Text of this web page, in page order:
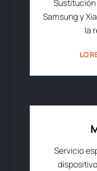
Samsung y
la
LO
Servicio